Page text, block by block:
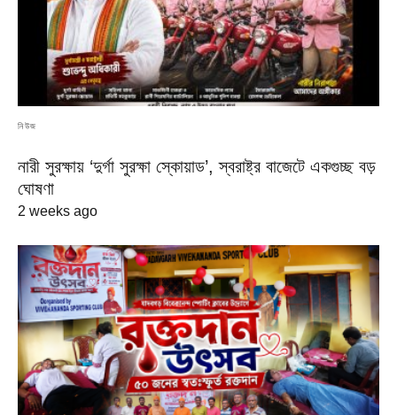
নিউজ
নারী সুরক্ষায় ‘দুর্গা সুরক্ষা স্কোয়াড’, স্বরাষ্ট্র বাজেটে একগুচ্ছ বড়
ঘোষণা
2 weeks ago